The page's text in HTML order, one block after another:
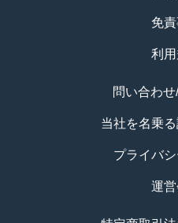
免
利
問い合わ
当社を名乗
プライバ
運